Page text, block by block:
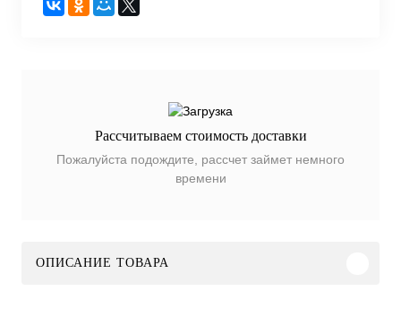
Рассчитываем стоимость доставки
Пожалуйста подождите, рассчет займет немного
времени
ОПИСАНИЕ ТОВАРА